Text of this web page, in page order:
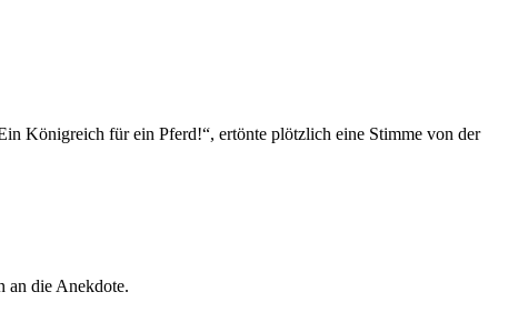
Königreich für ein Pferd!“, ertönte plötzlich eine Stimme von der
an die Anekdote.